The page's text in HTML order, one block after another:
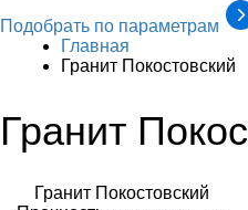
Подобрать по параметрам
Главная
Гранит Покостовский
Гранит